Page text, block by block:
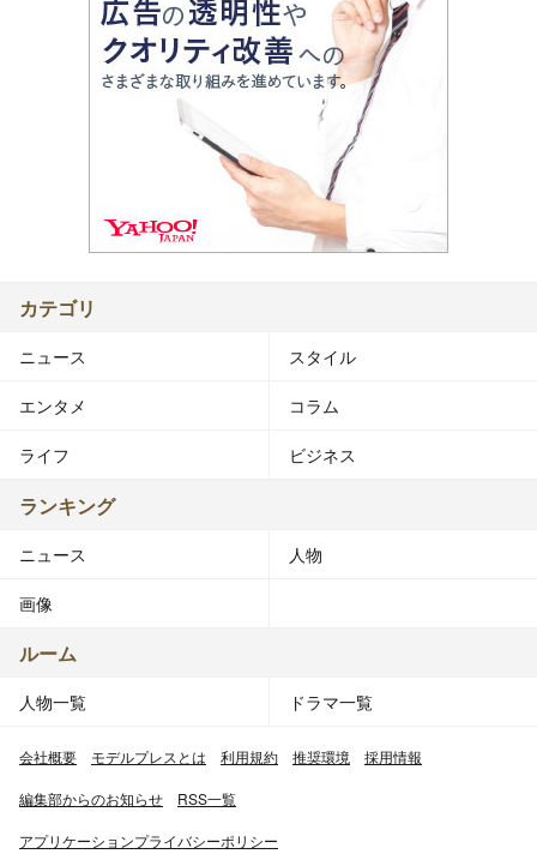
カテゴリ
ニュース スタイル
エンタメ コラム
ライフ ビジネス
ランキング
ニュース 人物
画像
ルーム
人物一覧 ドラマ一覧
会社概要 モデルプレスとは 利用規約 推奨環境 採用情報
編集部からのお知らせ RSS一覧
アプリケーションプライバシーポリシー